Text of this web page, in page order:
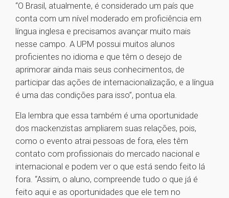
“O Brasil, atualmente, é considerado um país que
conta com um nível moderado em proficiência em
língua inglesa e precisamos avançar muito mais
nesse campo. A UPM possui muitos alunos
proficientes no idioma e que têm o desejo de
aprimorar ainda mais seus conhecimentos, de
participar das ações de internacionalização, e a língua
é uma das condições para isso”, pontua ela.
Ela lembra que essa também é uma oportunidade
dos mackenzistas ampliarem suas relações, pois,
como o evento atrai pessoas de fora, eles têm
contato com profissionais do mercado nacional e
internacional e podem ver o que está sendo feito lá
fora. “Assim, o aluno, compreende tudo o que já é
feito aqui e as oportunidades que ele tem no